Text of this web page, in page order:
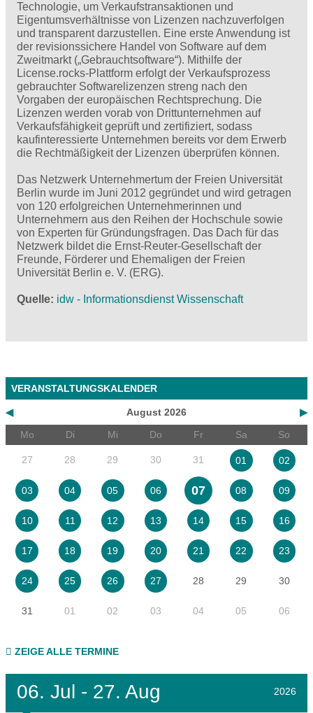
Technologie, um Verkaufstransaktionen und
Eigentumsverhältnisse von Lizenzen nachzuverfolgen
und transparent darzustellen. Eine erste Anwendung ist
der revisionssichere Handel von Software auf dem
Zweitmarkt („Gebrauchtsoftware“). Mithilfe der
License.rocks-Plattform erfolgt der Verkaufsprozess
gebrauchter Softwarelizenzen streng nach den
Vorgaben der europäischen Rechtsprechung. Die
Lizenzen werden vorab von Drittunternehmen auf
Verkaufsfähigkeit geprüft und zertifiziert, sodass
kaufinteressierte Unternehmen bereits vor dem Erwerb
die Rechtmäßigkeit der Lizenzen überprüfen können.
Das Netzwerk Unternehmertum der Freien Universität
Berlin wurde im Juni 2012 gegründet und wird getragen
von 120 erfolgreichen Unternehmerinnen und
Unternehmern aus den Reihen der Hochschule sowie
von Experten für Gründungsfragen. Das Dach für das
Netzwerk bildet die Ernst-Reuter-Gesellschaft der
Freunde, Förderer und Ehemaligen der Freien
Universität Berlin e. V. (ERG).
Quelle idw - Informationsdienst Wissenschaft
VERANSTALTUNGSKALENDER
◀ ▶
August 2026
Mo
Di Mi Do Fr Sa So
27 28 29 30 31 01 02
03 04 05 06 07 08 09
10 11 12 13 14 15 16
17 18 19 20 21 22 23
24 25 26 27 28 29 30
31 01 02 03 04 05 06
ZEIGE ALLE TERMINE
06. Jul - 27. Aug 2026